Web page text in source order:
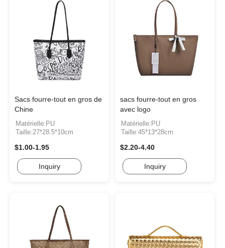
Sacs fourre-tout en gros de
Chine
Matérielle:PU
Taille:27*28.5*10cm
$1.00-1.95
Inquiry
sacs fourre-tout en gros
avec logo
Matérielle:PU
Taille:45*13*28cm
$2.20-4.40
Inquiry